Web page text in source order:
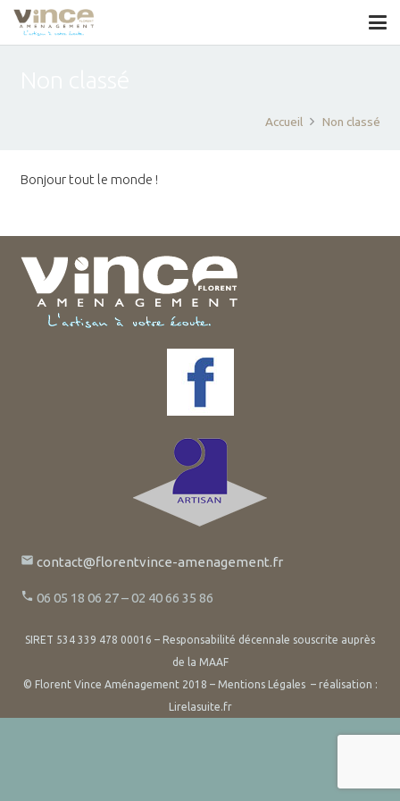
Accueil Non classé
Bonjour tout le monde !
email contact@florentvince-amenagement.fr
phone 06 05 18 06 27 – 02 40 66 35 86
SIRET 534 339 478 00016 – Responsabilité décennale souscrite auprès
de la MAAF
© Florent Vince Aménagement 2018 – Mentions Légales– réalisation :
Lirelasuite.fr